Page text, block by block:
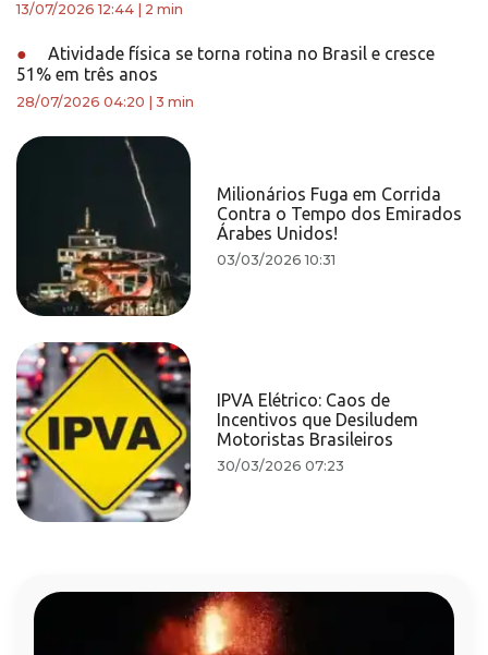
13/07/2026 12:44 2 min
●
Atividade física se torna rotina no Brasil e cresce
51% em três anos
28/07/2026 04:20 3 min
Milionários Fuga em Corrida
Contra o Tempo dos Emirados
Árabes Unidos!
03/03/2026 10:31
IPVA Elétrico: Caos de
Incentivos que Desiludem
Motoristas Brasileiros
30/03/2026 07:23